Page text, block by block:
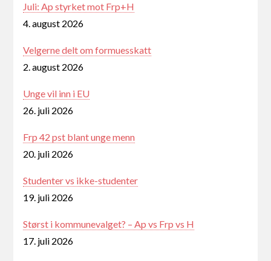
Juli: Ap styrket mot Frp+H
4. august 2026
Velgerne delt om formuesskatt
2. august 2026
Unge vil inn i EU
26. juli 2026
Frp 42 pst blant unge menn
20. juli 2026
Studenter vs ikke-studenter
19. juli 2026
Størst i kommunevalget? – Ap vs Frp vs H
17. juli 2026